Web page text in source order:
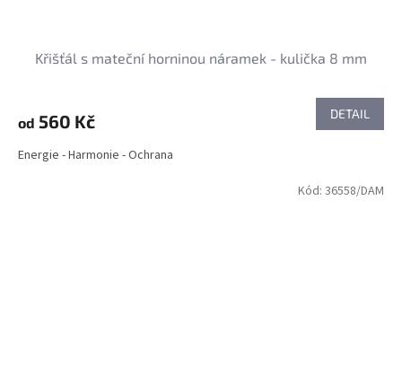
Křišťál s mateční horninou náramek - kulička 8 mm
od 560 Kč DETAIL
Energie - Harmonie - Ochrana
Kód: 36558/DAM